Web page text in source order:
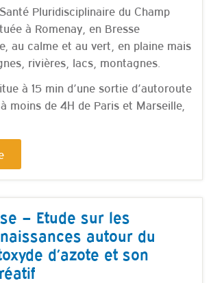
Pluridisciplinaire du Champ
à Romenay, en Bresse
au calme et au vert, en plaine mais
rivières, lacs, montagnes.
à 15 min d’une sortie d’autoroute
moins de 4H de Paris et Marseille,
– Etude sur les
autour du
d’azote et son